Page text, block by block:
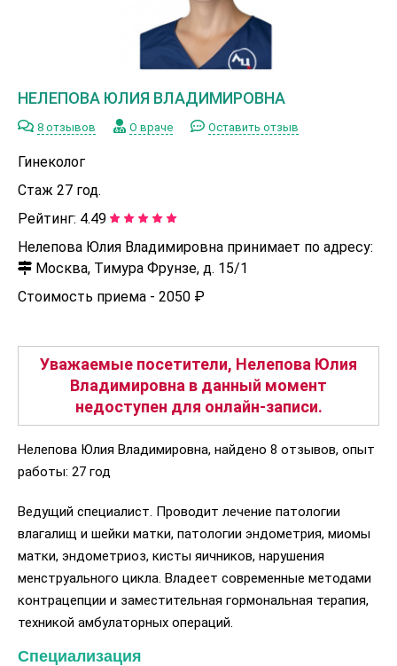
НЕЛЕПОВА ЮЛИЯ ВЛАДИМИРОВНА
8 отзывов О враче Оставить отзыв
Гинеколог
Стаж 27 год.
Рейтинг: 4.49
Нелепова Юлия Владимировна принимает по адресу:
Москва, Тимура Фрунзе, д. 15/1
Стоимость приема - 2050 ₽
Уважаемые посетители, Нелепова Юлия
Владимировна в данный момент
недоступен для онлайн-записи.
Нелепова Юлия Владимировна, найдено 8 отзывов, опыт
работы: 27 год
Ведущий специалист. Проводит лечение патологии
влагалищ и шейки матки, патологии эндометрия, миомы
матки, эндометриоз, кисты яичников, нарушения
менструального цикла. Владеет современные методами
контрацепции и заместительная гормональная терапия,
техникой амбулаторных операций.
Специализация